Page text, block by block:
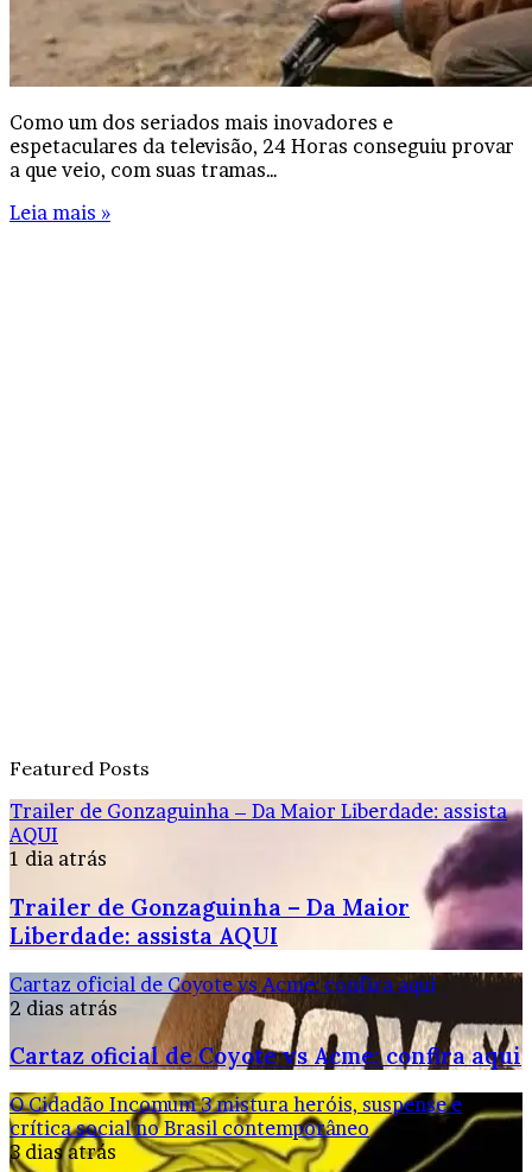
Como um dos seriados mais inovadores e
espetaculares da televisão, 24 Horas conseguiu provar
a que veio, com suas tramas…
Leia mais »
Featured Posts
Trailer de Gonzaguinha – Da Maior Liberdade: assista
AQUI
1 dia atrás
Trailer de Gonzaguinha – Da Maior
Liberdade: assista AQUI
Cartaz oficial de Coyote vs Acme: confira aqui
2 dias atrás
Cartaz oficial de Coyote vs Acme: confira aqui
O Cidadão Incomum 3 mistura heróis, suspense e
crítica social no Brasil contemporâneo
3 dias atrás